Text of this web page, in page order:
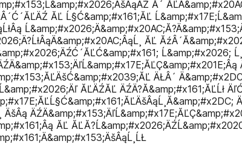
Ă´
ĂĽ Ĺ§Ć&amp;#x161;ĂĽ
ĂĽ
Ĺ&amp;#x2026;
ÄŁÂ´
ĂĽÄŹĂĽ ÄŹÄ?Ă&amp;#x161;ĂĽĹł
ÄšÂą
ĂĽ